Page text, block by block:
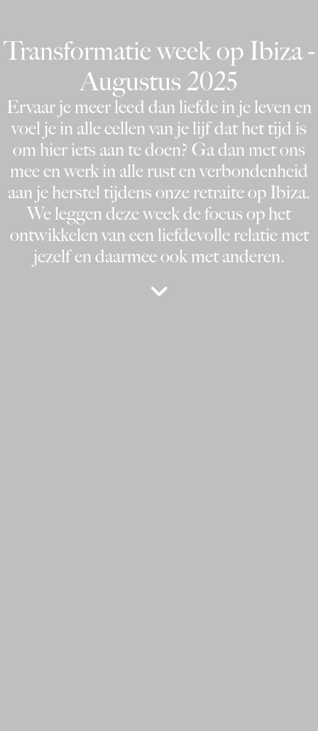
Transformatie week op Ibiza -
Augustus 2025
Ervaar je meer leed dan liefde in je leven en
voel je in alle cellen van je lijf dat het tijd is
om hier iets aan te doen? Ga dan met ons
mee en werk in alle rust en verbondenheid
aan je herstel tijdens onze retraite op Ibiza.
We leggen deze week de focus op het
ontwikkelen van een liefdevolle relatie met
jezelf en daarmee ook met anderen.